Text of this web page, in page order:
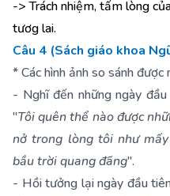
-> Trách nhiệm, tấm lòng
tươg lai.
Câu 4 (Sách giáo khoa
* Các hình ảnh so sánh
- Nghĩ đến những ngày
"Tôi quên thể nào được
nở trong lòng tôi như
bầu trời quang đãng".
- Hồi tưởng lại ngày đầu